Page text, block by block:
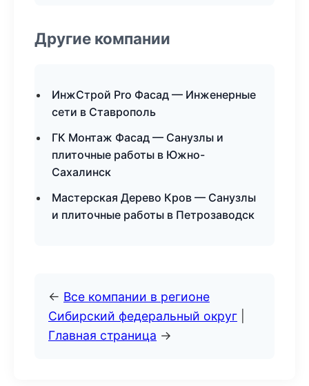
Другие компании
ИнжСтрой Pro Фасад — Инженерные
сети в Ставрополь
ГК Монтаж Фасад — Санузлы и
плиточные работы в Южно-
Сахалинск
Мастерская Дерево Кров — Санузлы
и плиточные работы в Петрозаводск
← Все компании в регионе
Сибирский федеральный округ
Главная страница →